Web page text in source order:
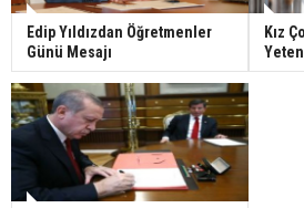
Edip Yıldızdan Öğretmenler
Günü Mesajı
Kız